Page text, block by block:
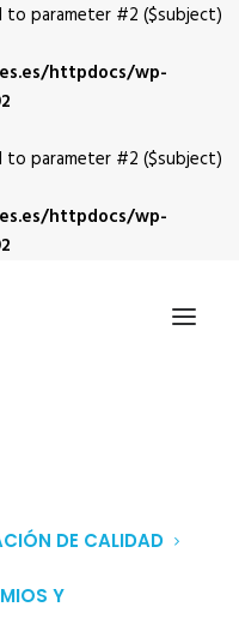
to parameter #2 ($subject)
httpdocs/wp-
to parameter #2 ($subject)
httpdocs/wp-
DE CALIDAD
Y